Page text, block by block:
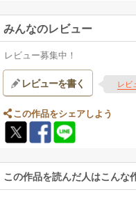
みんなのレビュー
レビュー募集中！
レビューを書く レビ
この作品をシェアしよう
この作品を読んだ人はこんな